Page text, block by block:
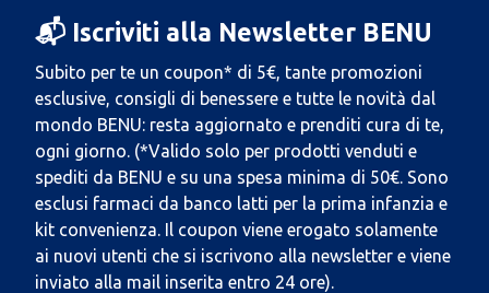
📬 Iscriviti alla Newsletter BENU
Subito per te un coupon* di 5€, tante promozioni
esclusive, consigli di benessere e tutte le novità dal
mondo BENU: resta aggiornato e prenditi cura di te,
ogni giorno. (*Valido solo per prodotti venduti e
spediti da BENU e su una spesa minima di 50€. Sono
esclusi farmaci da banco latti per la prima infanzia e
kit convenienza. Il coupon viene erogato solamente
ai nuovi utenti che si iscrivono alla newsletter e viene
inviato alla mail inserita entro 24 ore).